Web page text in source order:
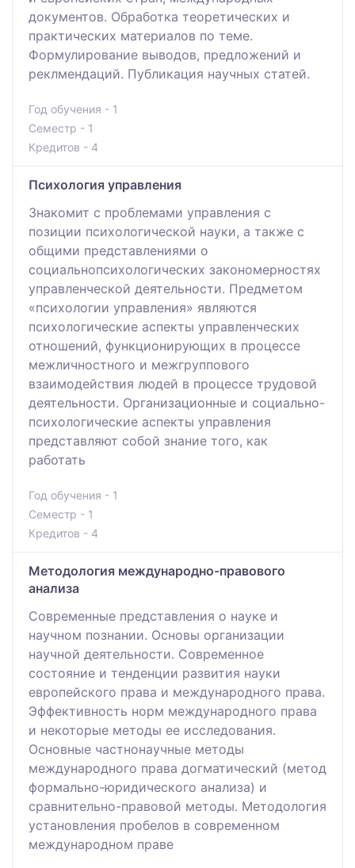
документов. Обработка теоретических и
практических материалов по теме.
Формулирование выводов, предложений и
реклмендаций. Публикация научных статей.
Год обучения - 1
Семестр - 1
Кредитов - 4
Психология управления
Знакомит с проблемами управления с
позиции психологической науки, а также с
общими представлениями о
социальнопсихологических закономерностях
управленческой деятельности. Предметом
«психологии управления» являются
психологические аспекты управленческих
отношений, функционирующих в процессе
межличностного и межгруппового
взаимодействия людей в процессе трудовой
деятельности. Организационные и социально-
психологические аспекты управления
представляют собой знание того, как
работать
Год обучения - 1
Семестр - 1
Кредитов - 4
Методология международно-правового
анализа
Современные представления о науке и
научном познании. Основы организации
научной деятельности. Современное
состояние и тенденции развития науки
европейского права и международного права.
Эффективность норм международного права
и некоторые методы ее исследования.
Основные частнонаучные методы
международного права догматический (метод
формально-юридического анализа) и
сравнительно-правовой методы. Методология
установления пробелов в современном
международном праве